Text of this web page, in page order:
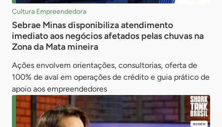
Cultura Empreendedora
Sebrae Minas disponibiliza atendimento
imediato aos negócios afetados pelas chuvas na
Zona da Mata mineira
Ações envolvem orientações, consultorias, oferta de
100% de aval em operações de crédito e guia prático de
apoio aos empreendedores